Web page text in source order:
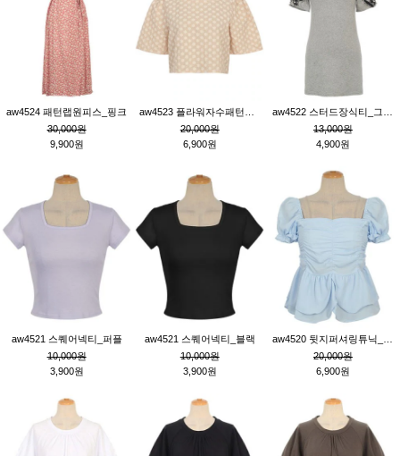
aw4524 패턴랩원피스_핑크
30,000원
9,900원
20,000원
6,900원
13,000원
4,900원
aw4521 스퀘어넥티_퍼플
10,000원
3,900원
aw4521 스퀘어넥티_블랙
10,000원
3,900원
20,000원
6,900원